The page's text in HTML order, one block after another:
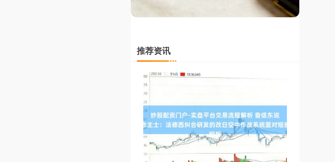
沪深300 4693.55 +42.24 +0.91%
推荐资讯